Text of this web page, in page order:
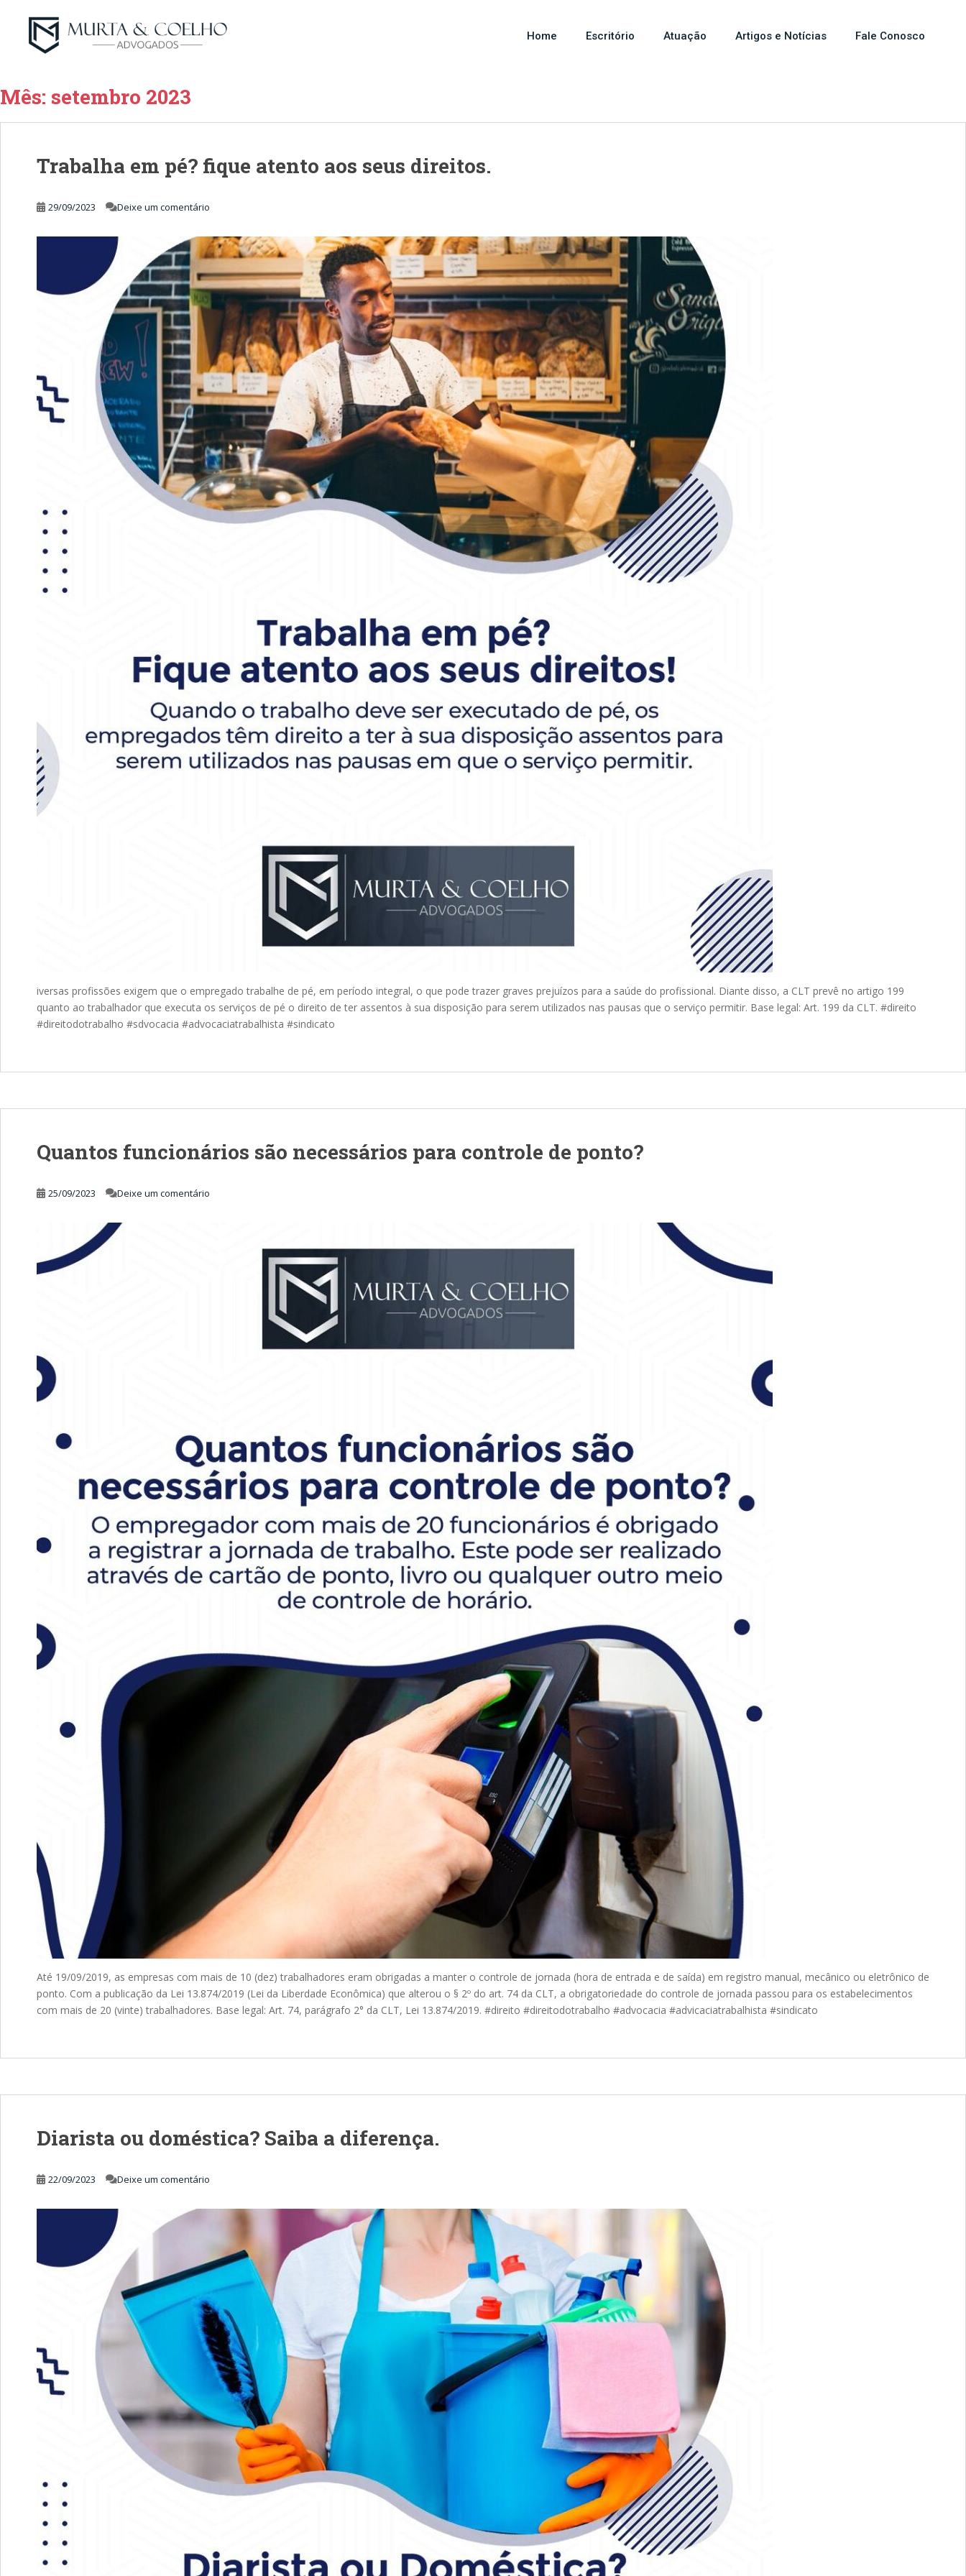
Home Escritório Atuação Artigos e Notícias Fale Conosco
Mês: setembro 2023
Trabalha em pé? fique atento aos seus direitos.
29/09/2023 Deixe um comentário
iversas profissões exigem que o empregado trabalhe de pé, em período integral, o que pode trazer graves prejuízos para a saúde do profissional. Diante disso, a CLT prevê no artigo 199
quanto ao trabalhador que executa os serviços de pé o direito de ter assentos à sua disposição para serem utilizados nas pausas que o serviço permitir. Base legal: Art. 199 da CLT. #direito
#direitodotrabalho #sdvocacia #advocaciatrabalhista #sindicato
Quantos funcionários são necessários para controle de ponto?
25/09/2023 Deixe um comentário
Até 19/09/2019, as empresas com mais de 10 (dez) trabalhadores eram obrigadas a manter o controle de jornada (hora de entrada e de saída) em registro manual, mecânico ou eletrônico de
ponto. Com a publicação da Lei 13.874/2019 (Lei da Liberdade Econômica) que alterou o § 2º do art. 74 da CLT, a obrigatoriedade do controle de jornada passou para os estabelecimentos
com mais de 20 (vinte) trabalhadores. Base legal: Art. 74, parágrafo 2° da CLT, Lei 13.874/2019. #direito #direitodotrabalho #advocacia #advicaciatrabalhista #sindicato
Diarista ou doméstica? Saiba a diferença.
22/09/2023 Deixe um comentário